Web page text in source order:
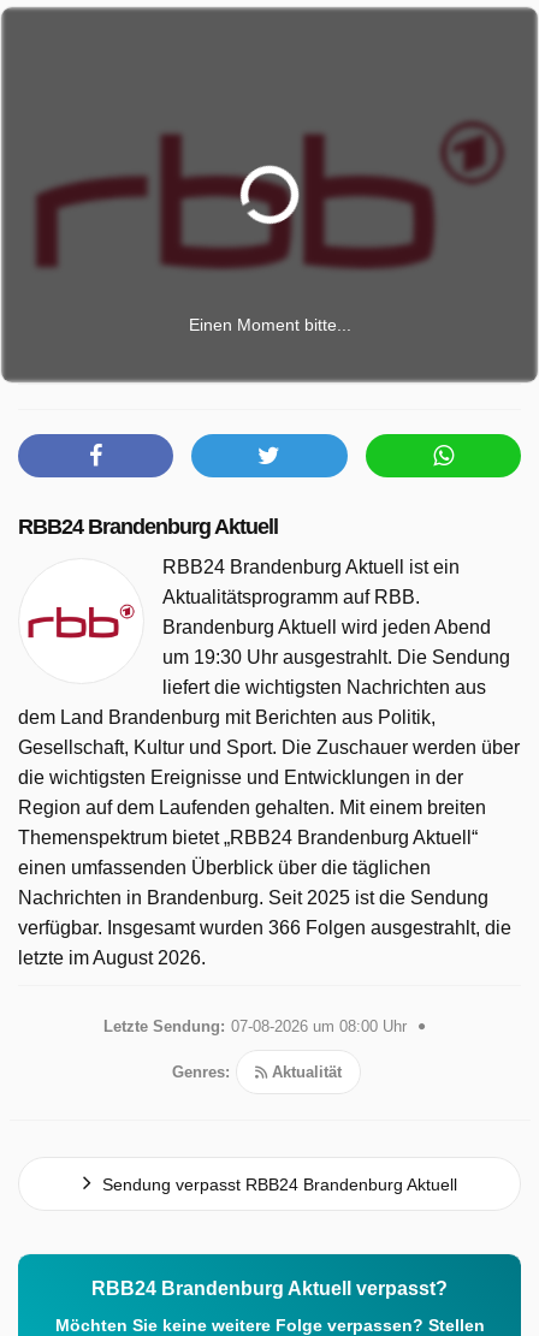
Einen Moment bitte...
RBB24 Brandenburg Aktuell
RBB24 Brandenburg Aktuell ist ein
Aktualitätsprogramm auf RBB.
Brandenburg Aktuell wird jeden Abend
um 19:30 Uhr ausgestrahlt. Die Sendung
liefert die wichtigsten Nachrichten aus
dem Land Brandenburg mit Berichten aus Politik,
Gesellschaft, Kultur und Sport. Die Zuschauer werden über
die wichtigsten Ereignisse und Entwicklungen in der
Region auf dem Laufenden gehalten. Mit einem breiten
Themenspektrum bietet „RBB24 Brandenburg Aktuell“
einen umfassenden Überblick über die täglichen
Nachrichten in Brandenburg. Seit 2025 ist die Sendung
verfügbar. Insgesamt wurden 366 Folgen ausgestrahlt, die
letzte im August 2026.
Letzte Sendung: 07-08-2026 um 08:00 Uhr
Genres: Aktualität
Sendung verpasst RBB24 Brandenburg Aktuell
RBB24 Brandenburg Aktuell verpasst?
Möchten Sie keine weitere Folge verpassen? Stellen